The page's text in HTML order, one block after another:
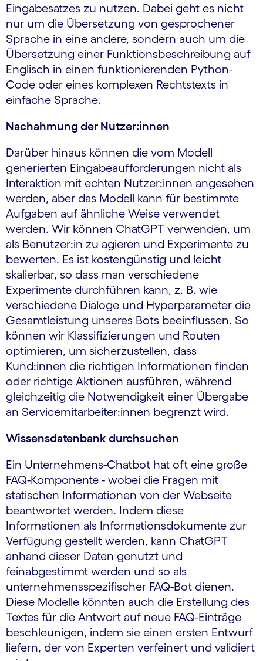
Eingabesatzes zu nutzen. Dabei geht es nicht
nur um die Übersetzung von gesprochener
Sprache in eine andere, sondern auch um die
Übersetzung einer Funktionsbeschreibung auf
Englisch in einen funktionierenden Python-
Code oder eines komplexen Rechtstexts in
einfache Sprache.
Nachahmung der Nutzer:innen
Darüber hinaus können die vom Modell
generierten Eingabeaufforderungen nicht als
Interaktion mit echten Nutzer:innen angesehen
werden, aber das Modell kann für bestimmte
Aufgaben auf ähnliche Weise verwendet
werden. Wir können ChatGPT verwenden, um
als Benutzer:in zu agieren und Experimente zu
bewerten. Es ist kostengünstig und leicht
skalierbar, so dass man verschiedene
Experimente durchführen kann, z. B. wie
verschiedene Dialoge und Hyperparameter die
Gesamtleistung unseres Bots beeinflussen. So
können wir Klassifizierungen und Routen
optimieren, um sicherzustellen, dass
Kund:innen die richtigen Informationen finden
oder richtige Aktionen ausführen, während
gleichzeitig die Notwendigkeit einer Übergabe
an Servicemitarbeiter:innen begrenzt wird.
Wissensdatenbank durchsuchen
Ein Unternehmens-Chatbot hat oft eine große
FAQ-Komponente - wobei die Fragen mit
statischen Informationen von der Webseite
beantwortet werden. Indem diese
Informationen als Informationsdokumente zur
Verfügung gestellt werden, kann ChatGPT
anhand dieser Daten genutzt und
feinabgestimmt werden und so als
unternehmensspezifischer FAQ-Bot dienen.
Diese Modelle könnten auch die Erstellung des
Textes für die Antwort auf neue FAQ-Einträge
beschleunigen, indem sie einen ersten Entwurf
liefern, der von Experten verfeinert und validiert